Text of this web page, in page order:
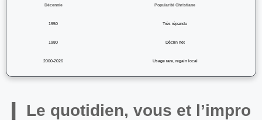
Décennie Popularité Christiane
1950 Très répandu
1980 Déclin net
2000-2026 Usage rare, regain local
Le quotidien, vous et l’impro